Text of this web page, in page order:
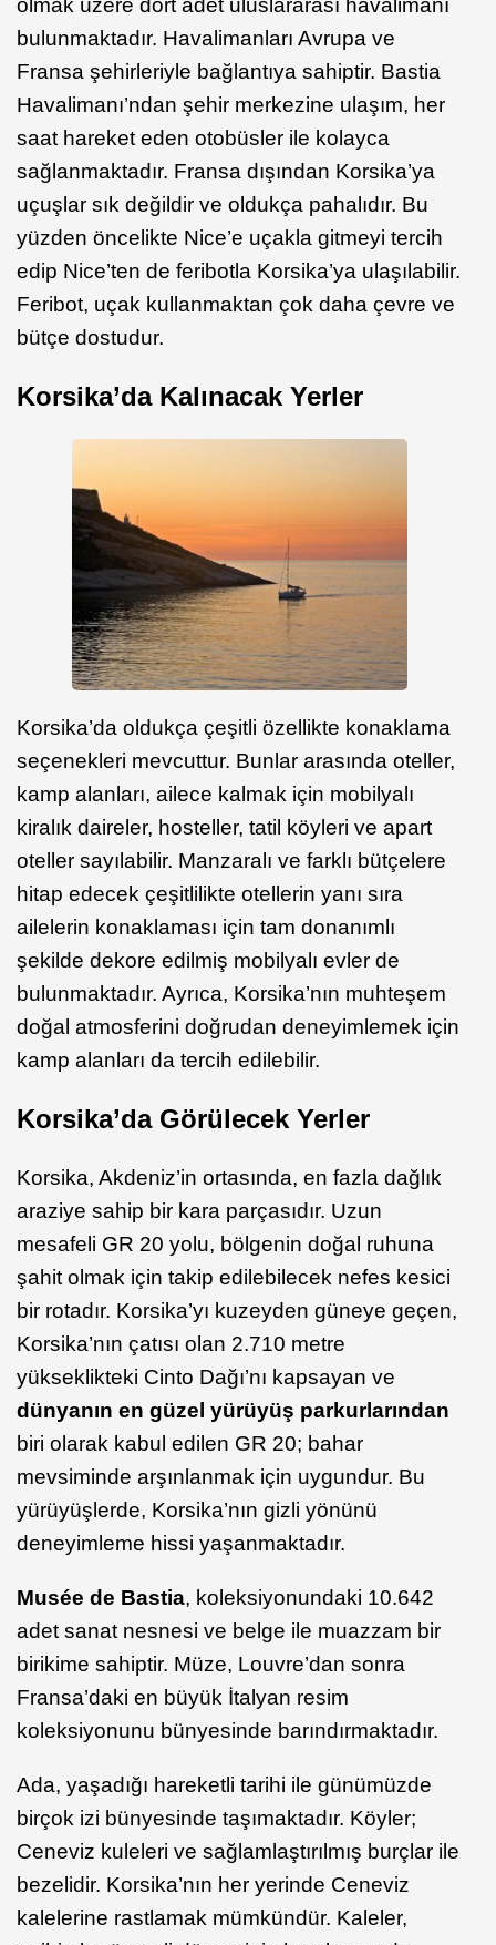
olmak üzere dört adet uluslararası havalimanı
bulunmaktadır. Havalimanları Avrupa ve
Fransa şehirleriyle bağlantıya sahiptir. Bastia
Havalimanı’ndan şehir merkezine ulaşım, her
saat hareket eden otobüsler ile kolayca
sağlanmaktadır. Fransa dışından Korsika’ya
uçuşlar sık değildir ve oldukça pahalıdır. Bu
yüzden öncelikte Nice’e uçakla gitmeyi tercih
edip Nice’ten de feribotla Korsika’ya ulaşılabilir.
Feribot, uçak kullanmaktan çok daha çevre ve
bütçe dostudur.
Korsika’da Kalınacak Yerler
Korsika’da oldukça çeşitli özellikte konaklama
seçenekleri mevcuttur. Bunlar arasında oteller,
kamp alanları, ailece kalmak için mobilyalı
kiralık daireler, hosteller, tatil köyleri ve apart
oteller sayılabilir. Manzaralı ve farklı bütçelere
hitap edecek çeşitlilikte otellerin yanı sıra
ailelerin konaklaması için tam donanımlı
şekilde dekore edilmiş mobilyalı evler de
bulunmaktadır. Ayrıca, Korsika’nın muhteşem
doğal atmosferini doğrudan deneyimlemek için
kamp alanları da tercih edilebilir.
Korsika’da Görülecek Yerler
Korsika, Akdeniz’in ortasında, en fazla dağlık
araziye sahip bir kara parçasıdır. Uzun
mesafeli GR 20 yolu, bölgenin doğal ruhuna
şahit olmak için takip edilebilecek nefes kesici
bir rotadır. Korsika’yı kuzeyden güneye geçen,
Korsika’nın çatısı olan 2.710 metre
yükseklikteki Cinto Dağı’nı kapsayan ve
dünyanın en güzel yürüyüş parkurlarından
biri olarak kabul edilen GR 20; bahar
mevsiminde arşınlanmak için uygundur. Bu
yürüyüşlerde, Korsika’nın gizli yönünü
deneyimleme hissi yaşanmaktadır.
Musée de Bastia, koleksiyonundaki 10.642
adet sanat nesnesi ve belge ile muazzam bir
birikime sahiptir. Müze, Louvre’dan sonra
Fransa’daki en büyük İtalyan resim
koleksiyonunu bünyesinde barındırmaktadır.
Ada, yaşadığı hareketli tarihi ile günümüzde
birçok izi bünyesinde taşımaktadır. Köyler;
Ceneviz kuleleri ve sağlamlaştırılmış burçlar ile
bezelidir. Korsika’nın her yerinde Ceneviz
kalelerine rastlamak mümkündür. Kaleler,